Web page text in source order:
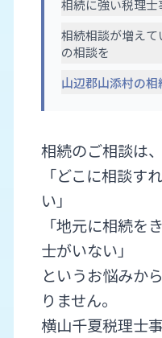
相続に強い税理
相続相談が増え
の相談を
山辺郡山添村の
相続のご相談は、
「どこに相談す
い」
「地元に相続を
士がいない」
というお悩みか
りません。
横山千夏税理士